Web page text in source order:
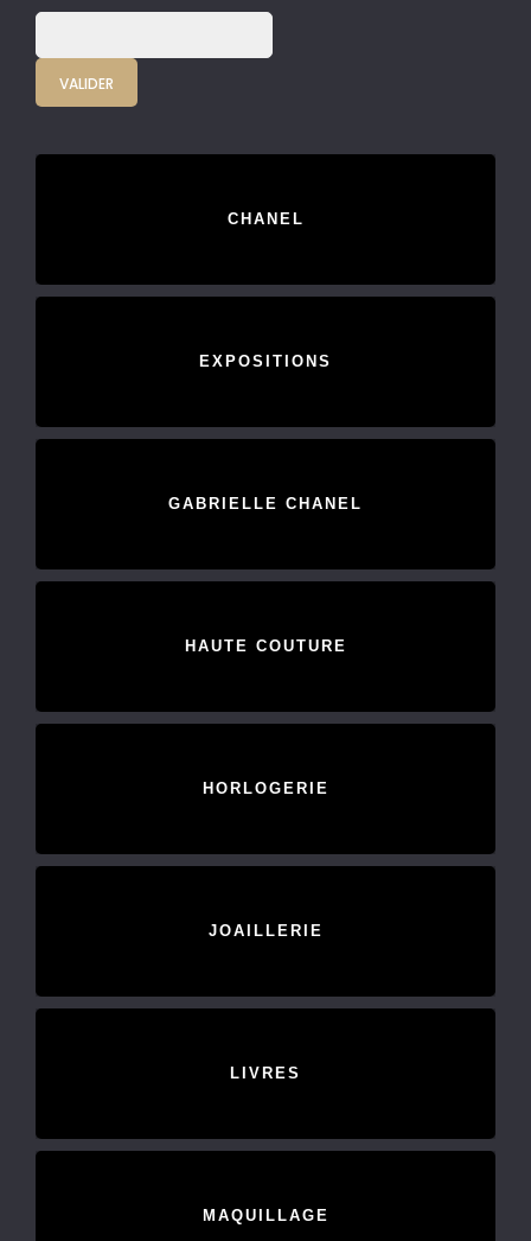
CHANEL
EXPOSITIONS
GABRIELLE CHANEL
HAUTE COUTURE
HORLOGERIE
JOAILLERIE
LIVRES
MAQUILLAGE